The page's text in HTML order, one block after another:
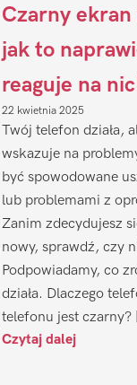
Czarny
jak to
reaguje na
22 kwietnia 2025
Twój telefon działa,
wskazuje na
być spowodowane
lub problemami z
Zanim zdecydujesz
nowy, sprawdź, czy
Podpowiadamy, co
działa. Dlaczego
telefonu jest czarny?
Czytaj dalej